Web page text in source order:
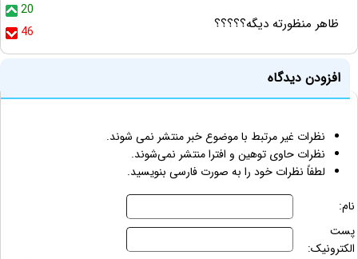
20
46
ظاهر منظورته دیگه؟؟؟؟؟
افزودن دیدگاه
نظرات غیر مرتبط با موضوع خبر منتشر نمی شوند.
نظرات حاوی توهین و افترا منتشر نمی‌شوند.
لطفاً نظرات خود را به صورت فارسی بنویسید.
نام:
پست
الکترونیک: